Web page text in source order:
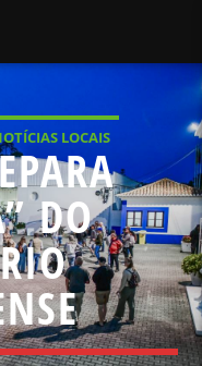
LOCAIS
DO